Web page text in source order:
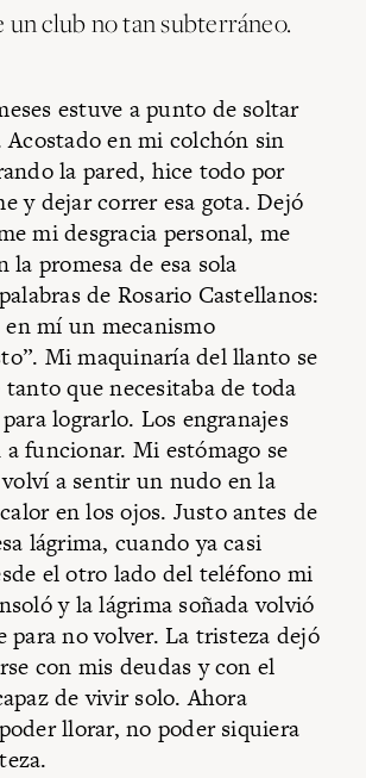
club no tan subterráneo.
estuve a punto de soltar
Acostado en mi colchón sin
la pared, hice todo por
y dejar correr esa gota. Dejó
mi desgracia personal, me
la promesa de esa sola
de Rosario Castellanos:
mí un mecanismo
Mi maquinaría del llanto se
que necesitaba de toda
lograrlo. Los engranajes
funcionar. Mi estómago se
a sentir un nudo en la
en los ojos. Justo antes de
lágrima, cuando ya casi
el otro lado del teléfono mi
y la lágrima soñada volvió
para no volver. La tristeza dejó
con mis deudas y con el
de vivir solo. Ahora
llorar, no poder siquiera